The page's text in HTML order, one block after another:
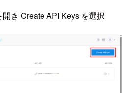
き Create API Keys を選択